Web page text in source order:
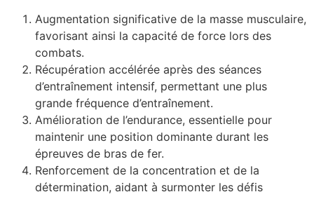
Augmentation significative de la masse musculaire,
favorisant ainsi la capacité de force lors des
combats.
Récupération accélérée après des séances
d’entraînement intensif, permettant une plus
grande fréquence d’entraînement.
Amélioration de l’endurance, essentielle pour
maintenir une position dominante durant les
épreuves de bras de fer.
Renforcement de la concentration et de la
détermination, aidant à surmonter les défis